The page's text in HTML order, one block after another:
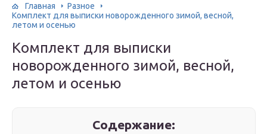
Главная
Разное
Комплект для выписки новорожденного зимой, весной,
летом и осенью
Комплект для выписки
новорожденного зимой, весной,
летом и осенью
Содержание: